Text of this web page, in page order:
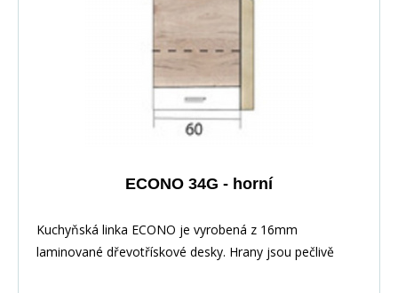
Pracovní deska v barvě traventin
ECONO 34G - horní
Kuchyňská linka ECONO je vyrobená z 16mm
laminované dřevotřískové desky. Hrany jsou pečlivě